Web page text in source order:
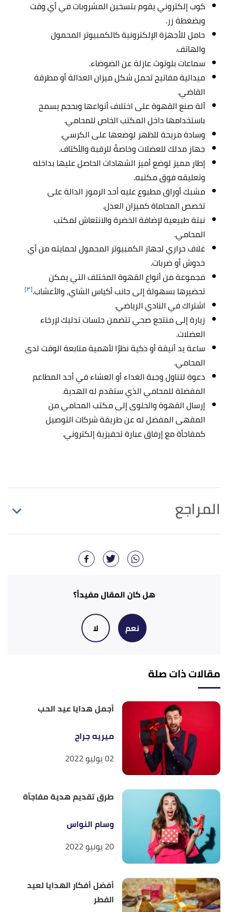
كوب إلكتروني يقوم بتسخين المشروبات في أي وقت
وبضغطة زر.
حامل للأجهزة الإلكترونية كالكمبيوتر المحمول
والهاتف.
سماعات بلوتوث عازلة عن الضوضاء.
ميدالية مفاتيح تحمل شكل ميزان العدالة أو مطرقة
القاضي.
آلة صنع القهوة على اختلاف أنواعها وبحجم يسمح
باستخدامها داخل المكتب الخاص للمحامي.
وسادة مريحة للظهر لوضعها على الكرسي.
جهاز مدلك للعضلات وخاصةً للرقبة والأكتاف.
إطار مميز لوضع أميز الشهادات الحاصل عليها بداخله
وتعليقه فوق مكتبه.
مشبك أوراق مطبوع عليه أحد الرموز الدالة على
تخصص المحاماة كميزان العدل.
نبتة طبيعية لإضافة الخضرة والانتعاش لمكتب
المحامي.
غلاف حراري لجهاز الكمبيوتر المحمول لحمايته من أي
خدوش أو ضربات.
مجموعة من أنواع القهوة المختلف التي يمكن
تحضيرها بسهولة إلى جانب أكياس الشاي، والأعشاب.[٣]
اشتراك في النادي الرياضي.
زيارة إلى منتجع صحي تتضمن جلسات تدليك لإرخاء
العضلات.
ساعة يد أنيقة أو ذكية نظرًا لأهمية متابعة الوقت لدى
المحامي.
دعوة لتناول وجبة الغداء أو العشاء في أحد المطاعم
المفضلة للمحامي الذي ستقدم له الهدية.
إرسال القهوة والحلوى إلى مكتب المحامي من
المقهى المفضل له عن طريقة شركات التوصيل
كمفاجأة مع إرفاق عبارة تحفيزية إلكتروني.
المراجع
Object To",thisiswhyimbroke
30/10/2022. Edited.
"THE 20 BEST GIFTS FOR LAWYERS THAT’LL
30/10/2022. Edited.
"41 Gifts for Lawyers and Law Students That’ll
30/10/2022. Edited.
هل كان المقال مفيداً؟
نعم لا
مقالات ذات صلة
أجمل هدايا عيد الحب
ميريه جراح
02 يوليو 2022
طرق تقديم هدية مفاجأة
وسام النواس
20 يونيو 2022
أفضل أفكار الهدايا لعيد
الفطر